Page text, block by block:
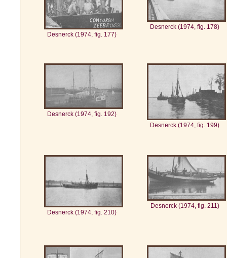
Desnerck (1974, fig. 177)
Desnerck (1974, fig. 178)
Desnerck (1974, fig. 192)
Desnerck (1974, fig. 199)
Desnerck (1974, fig. 210)
Desnerck (1974, fig. 211)